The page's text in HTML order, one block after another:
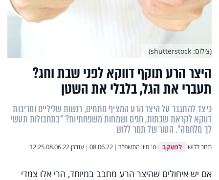
היצר הרע תוקף דווקא לפני שבת וחג?
תעברי את הגל, בלבלי את השטן
כיצד להתגבר על היצר הרע המציף מתחים, רגשות שליליים ומריבות
דווקא לקראת שבתות, חגים ושמחות משפחתיות? "בתחבולות תעשי
לך מלחמה". הטור של תמר ללוש
תמר ללוש למעקב ט' סיון התשפ"ב |
08.06.22
| עודכן08.06.22 12:25
(צילום: shutterstock)
אם יש איחולים שהיצר הרע מחבב במיוחד, הרי אלו צמדי